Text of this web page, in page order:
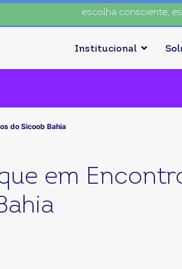
escolha consciente,
Institucional
do Sicoob Bahia
em